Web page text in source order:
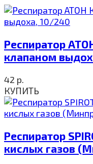
Респиратор
клапаном
42 р.
КУПИТЬ
Респиратор
кислых газов